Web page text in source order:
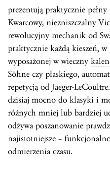
prezentują praktycznie
Kwarcowy, niezniszczalny
rewolucyjny mechanik od
praktycznie każdą kieszeń,
wyposażonej w wieczny
Söhne czy płaskiego,
repetycją od Jaeger-
dzisiaj mocno do klasyki i
różnych mniej lub bardziej
odżywa poszanowanie
najistotniejsze –
odmierzenia czasu.